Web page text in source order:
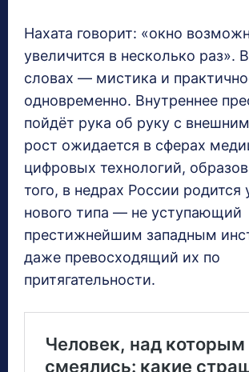
Нахата говорит: «окно
увеличится в несколько раз».
словах — мистика и
одновременно. Внутреннее
пойдёт рука об руку с
рост ожидается в сферах
цифровых технологий,
того, в недрах России родится
нового типа — не уступающий
престижнейшим западным
даже превосходящий их по
притягательности.